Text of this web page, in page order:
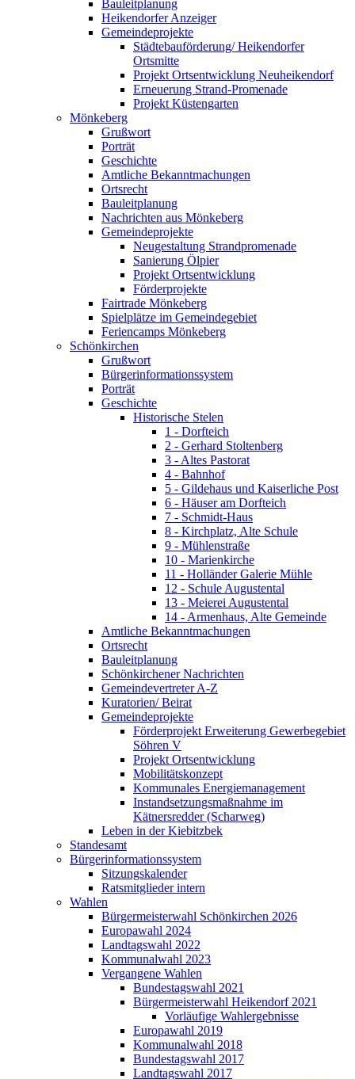
Bauleitplanung
Heikendorfer Anzeiger
Gemeindeprojekte
Städtebauförderung/ Heikendorfer
Ortsmitte
Projekt Ortsentwicklung Neuheikendorf
Erneuerung Strand-Promenade
Projekt Küstengarten
Mönkeberg
Grußwort
Porträt
Geschichte
Amtliche Bekanntmachungen
Ortsrecht
Bauleitplanung
Nachrichten aus Mönkeberg
Gemeindeprojekte
Neugestaltung Strandpromenade
Sanierung Ölpier
Projekt Ortsentwicklung
Förderprojekte
Fairtrade Mönkeberg
Spielplätze im Gemeindegebiet
Feriencamps Mönkeberg
Schönkirchen
Grußwort
Bürgerinformationssystem
Porträt
Geschichte
Historische Stelen
1 - Dorfteich
2 - Gerhard Stoltenberg
3 - Altes Pastorat
4 - Bahnhof
5 - Gildehaus und Kaiserliche Post
6 - Häuser am Dorfteich
7 - Schmidt-Haus
8 - Kirchplatz, Alte Schule
9 - Mühlenstraße
10 - Marienkirche
11 - Holländer Galerie Mühle
12 - Schule Augustental
13 - Meierei Augustental
14 - Armenhaus, Alte Gemeinde
Amtliche Bekanntmachungen
Ortsrecht
Bauleitplanung
Schönkirchener Nachrichten
Gemeindevertreter A-Z
Kuratorien/ Beirat
Gemeindeprojekte
Förderprojekt Erweiterung Gewerbegebiet
Söhren V
Projekt Ortsentwicklung
Mobilitätskonzept
Kommunales Energiemanagement
Instandsetzungsmaßnahme im
Kätnersredder (Scharweg)
Leben in der Kiebitzbek
Standesamt
Bürgerinformationssystem
Sitzungskalender
Ratsmitglieder intern
Wahlen
Bürgermeisterwahl Schönkirchen 2026
Europawahl 2024
Landtagswahl 2022
Kommunalwahl 2023
Vergangene Wahlen
Bundestagswahl 2021
Bürgermeisterwahl Heikendorf 2021
Vorläufige Wahlergebnisse
Europawahl 2019
Kommunalwahl 2018
Bundestagswahl 2017
Landtagswahl 2017